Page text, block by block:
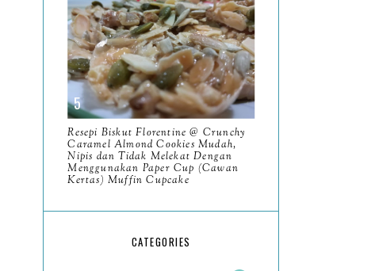
February9
January6
202393
December 11
November8
October11
Resepi Biskut Florentine @ Crunchy
Caramel Almond Cookies Mudah,
Nipis dan Tidak Melekat Dengan
Menggunakan Paper Cup (Cawan
Kertas) Muffin Cupcake
CATEGORIES